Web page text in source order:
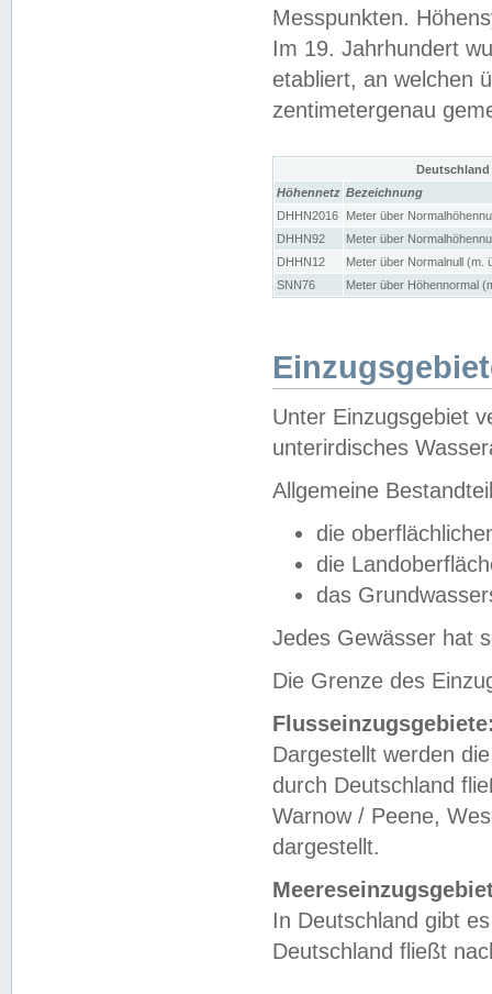
Messpunkten.
Im 19. Jahrhundert
etabliert, an welchen
zentimetergenau
Höhennetz Bezeichnung
DHHN2016
Meter über
DHHN92
Meter über
DHHN12
Meter über Normalnull (m.
SNN76
Meter über Höhennormal
Unter Einzugsgebiet
unterirdisches
Allgemeine
die
die
das
Jedes Gewässer hat
Die Grenze des
Dargestellt werden
durch Deutschland
Warnow / Peene,
dargestellt.
In Deutschland gibt
Deutschland fließt